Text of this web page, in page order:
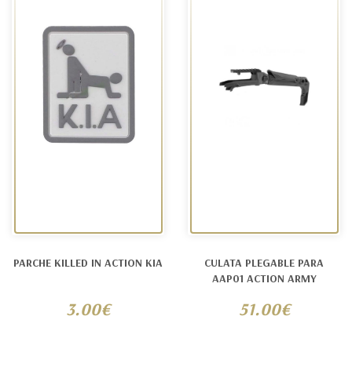
PARCHE KILLED IN ACTION KIA
3.00€
CULATA PLEGABLE PARA
AAP01 ACTION ARMY
51.00€